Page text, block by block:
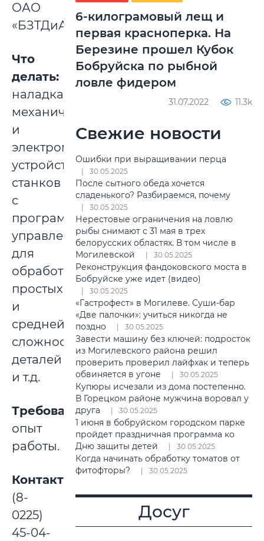
ОАО
«БЗТДиА».
Что
делать:
наладка
механических
и
электромеханических
устройств
станков
с
программным
управлением
для
обработки
простых
и
средней
сложности
деталей
и т.д.
Требования:
опыт
работы.
Контакты:
(8-
0225)
45-04-
6-килограмовый лещ и
первая красноперка. На
Березине прошел Кубок
Бобруйска по рыбной
ловле фидером
31.07.2022 11.3k
Свежие новости
Ошибки при выращивании перца
30.05.2025
После сытного обеда хочется
сладенького? Разбираемся, почему
30.05.2025
Нерестовые ограничения на ловлю
рыбы снимают с 31 мая в трех
белорусских областях. В том числе в
Могилевской
30.05.2025
Реконструкция фандоковского моста в
Бобруйске уже идет (видео)
30.05.2025
«Гастрофест» в Могилеве. Суши-бар
«Две палочки»: учиться никогда не
поздно
30.05.2025
Завести машину без ключей: подросток
из Могилевского района решил
проверить проверил лайфхак и теперь
обвиняется в угоне
30.05.2025
Купюры исчезали из дома постепенно.
В Горецком районе мужчина воровал у
друга
30.05.2025
1 июня в бобруйском городском парке
пройдет праздничная программа ко
Дню защиты детей
30.05.2025
Когда начинать обработку томатов от
фитофторы?
30.05.2025
Досуг